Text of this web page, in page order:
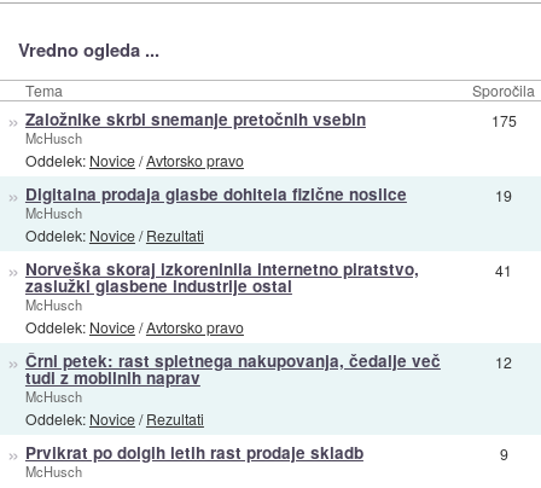
Vredno ogleda ...
Tema Sporočila
» Založnike skrbi snemanje pretočnih vsebin
McHusch
Oddelek: Novice/Avtorsko pravo
175
» Digitalna prodaja glasbe dohitela fizične nosilce
McHusch
Oddelek: Novice/Rezultati
19
» Norveška skoraj izkoreninila internetno piratstvo,
zaslužki glasbene industrije ostal
McHusch
Oddelek: Novice/Avtorsko pravo
41
» Črni petek: rast spletnega nakupovanja, čedalje več
tudi z mobilnih naprav
McHusch
Oddelek: Novice/Rezultati
12
» Prvikrat po dolgih letih rast prodaje skladb
McHusch
9